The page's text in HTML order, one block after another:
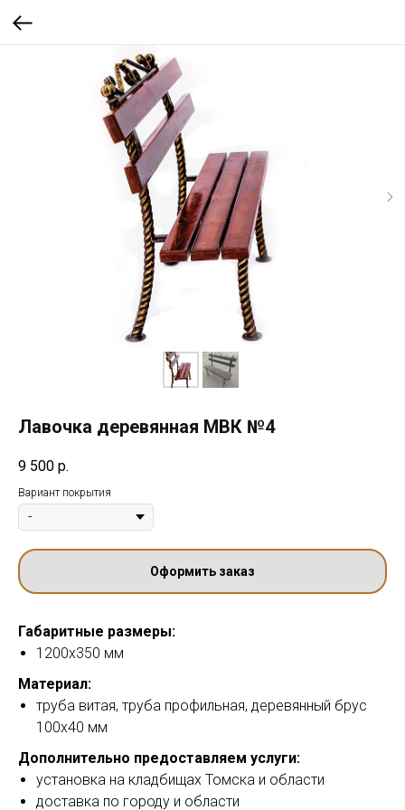
Лавочка деревянная МВК №4
9 500 р.
Вариант покрытия
Оформить заказ
Габаритные размеры:
1200х350 мм
Материал:
труба витая, труба профильная, деревянный брус
100х40 мм
Дополнительно предоставляем услуги:
установка на кладбищах Томска и области
доставка по городу и области